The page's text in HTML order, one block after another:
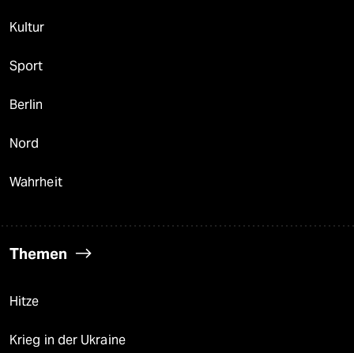
Kultur
Sport
Berlin
Nord
Wahrheit
Themen
Hitze
Krieg in der Ukraine